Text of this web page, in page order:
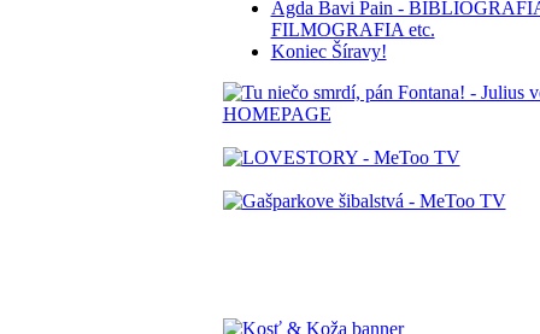
Agda Bavi Pain -
FILMOGRAFIA etc.
Koniec Šíravy!